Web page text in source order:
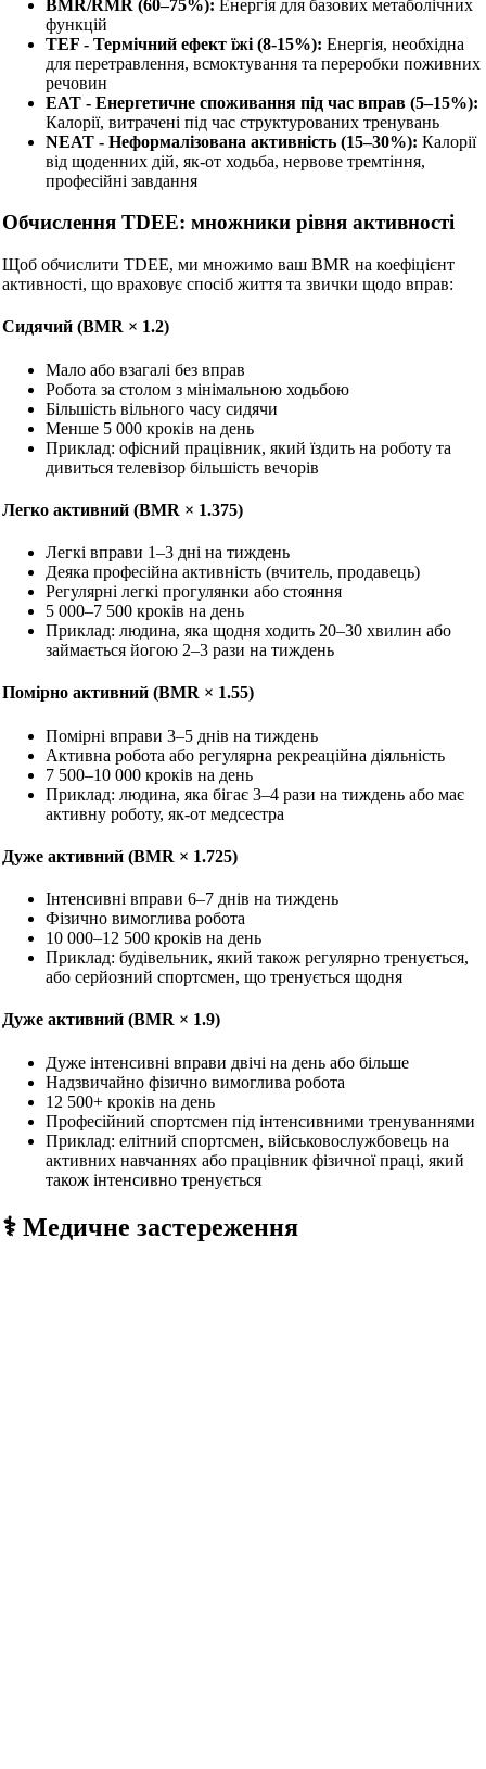
BMR/RMR (60–75%): Енергія для базових метаболічних
функцій
TEF - Термічний ефект їжі (8-15%): Енергія, необхідна
для перетравлення, всмоктування та переробки поживних
речовин
EAT - Енергетичне споживання під час вправ (5–15%):
Калорії, витрачені під час структурованих тренувань
NEAT - Неформалізована активність (15–30%): Калорії
від щоденних дій, як-от ходьба, нервове тремтіння,
професійні завдання
Обчислення TDEE: множники рівня активності
Щоб обчислити TDEE, ми множимо ваш BMR на коефіцієнт
активності, що враховує спосіб життя та звички щодо вправ:
Сидячий (BMR × 1.2)
Мало або взагалі без вправ
Робота за столом з мінімальною ходьбою
Більшість вільного часу сидячи
Менше 5 000 кроків на день
Приклад: офісний працівник, який їздить на роботу та
дивиться телевізор більшість вечорів
Легко активний (BMR × 1.375)
Легкі вправи 1–3 дні на тиждень
Деяка професійна активність (вчитель, продавець)
Регулярні легкі прогулянки або стояння
5 000–7 500 кроків на день
Приклад: людина, яка щодня ходить 20–30 хвилин або
займається йогою 2–3 рази на тиждень
Помірно активний (BMR × 1.55)
Помірні вправи 3–5 днів на тиждень
Активна робота або регулярна рекреаційна діяльність
7 500–10 000 кроків на день
Приклад: людина, яка бігає 3–4 рази на тиждень або має
активну роботу, як-от медсестра
Дуже активний (BMR × 1.725)
Інтенсивні вправи 6–7 днів на тиждень
Фізично вимоглива робота
10 000–12 500 кроків на день
Приклад: будівельник, який також регулярно тренується,
або серйозний спортсмен, що тренується щодня
Дуже активний (BMR × 1.9)
Дуже інтенсивні вправи двічі на день або більше
Надзвичайно фізично вимоглива робота
12 500+ кроків на день
Професійний спортсмен під інтенсивними тренуваннями
Приклад: елітний спортсмен, військовослужбовець на
активних навчаннях або працівник фізичної праці, який
також інтенсивно тренується
⚕️ Медичне застереження